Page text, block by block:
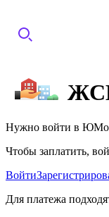
Нужно войти в
Чтобы заплатить,
Войти
Для платежа